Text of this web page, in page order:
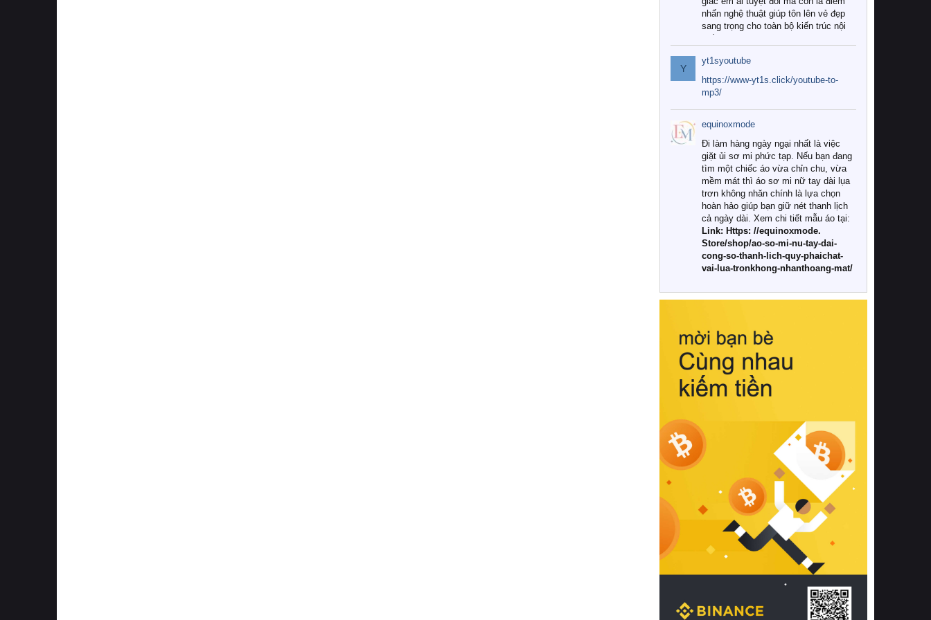
nhấn nghệ thuật giúp tôn lên vẻ đẹp
sang trọng cho toàn bộ kiến trúc nội
Tuy nhiên, giữa thị trường đa dạng
với vô vàn thương hiệu và mẫu mã
như hiện nay, làm thế nào để chọn
được những bộ chăn ga gối đệm cao
cấp thực sự chất lượng, phù hợp với
khí hậu và nhu cầu sử dụng của gia
đình? Hãy cùng chúng tôi đi tìm lời
giải đáp chi tiết qua bài viết dưới đây.
1. Tại sao các gia đình hiện đại lại ưa
chuộng chăn ga gối đệm cao cấp?
Khác với các dòng sản phẩm thông
thường, những bộ chăn ga gối đệm
cao cấp trải qua quy trình sản xuất
nghiêm ngặt từ khâu chọn lọc nguyên
liệu tự nhiên đến công nghệ dệt
nhuộm hiện đại không chứa hóa chất
này, bạn sẽ cảm nhận rõ rệt sự khác
hồi chuẩn xác của phần đệm nâng đỡ
cột sống.
Bên cạnh đó, việc lựa chọn các dòng
sản phẩm đạt chuẩn chất lượng quốc
tế còn giúp ngăn ngừa tình trạng kích
khuẩn và nấm mốc trong điều kiện
thời tiết nóng ẩm. Bạn có thể tìm hiểu
thêm các nghiên cứu khoa học về tác
động của giấc ngủ và môi trường
phòng ngủ đối với sức khỏe con
người tại Sleep Foundation (External
Link) để có cái nhìn toàn diện hơn.
2. Các tiêu chí vàng khi lựa chọn
chăn ga gối đệm cao cấp cho phòng
ngủ
Để sở hữu một bộ chăn ga gối đệm
cao cấp hoàn hảo cả về thẩm mỹ lẫn
công năng, người tiêu dùng cần cân
nhắc kỹ lưỡng các tiêu chí quan trọng
Y
yt1syoutube
https://www-yt1s.click/youtube-to-
mp3/
equinoxmode
Đi làm hàng ngày ngại nhất là việc
giặt ủi sơ mi phức tạp. Nếu bạn đang
tìm một chiếc áo vừa chỉn chu, vừa
mềm mát thì áo sơ mi nữ tay dài lụa
trơn không nhăn chính là lựa chọn
hoàn hảo giúp bạn giữ nét thanh lịch
cả ngày dài. Xem chi tiết mẫu áo tại:
Link: Https: //equinoxmode.
Store/shop/ao-so-mi-nu-tay-dai-
cong-so-thanh-lich-quy-phaichat-
vai-lua-tronkhong-nhanthoang-mat/